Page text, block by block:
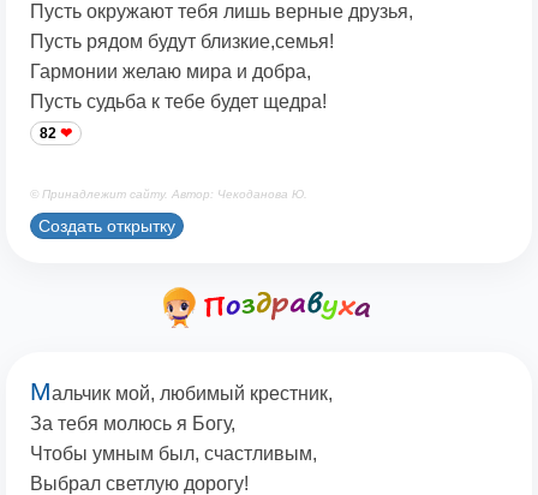
Пусть окружают тебя лишь верные друзья,
Пусть рядом будут близкие,семья!
Гармонии желаю мира и добра,
Пусть судьба к тебе будет щедра!
82
© Принадлежит сайту. Автор: Чекоданова Ю.
Создать открытку
Мальчик мой, любимый крестник,
За тебя молюсь я Богу,
Чтобы умным был, счастливым,
Выбрал светлую дорогу!